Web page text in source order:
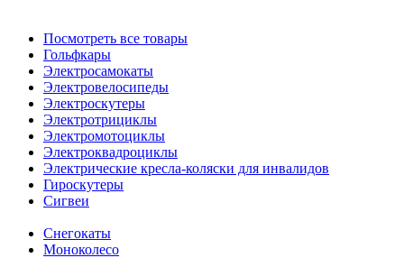
Посмотреть все товары
Гольфкары
Электросамокаты
Электровелосипеды
Электроскутеры
Электротрициклы
Электромотоциклы
Электроквадроциклы
Электрические кресла-коляски для инвалидов
Гироскутеры
Сигвеи
Снегокаты
Моноколесо